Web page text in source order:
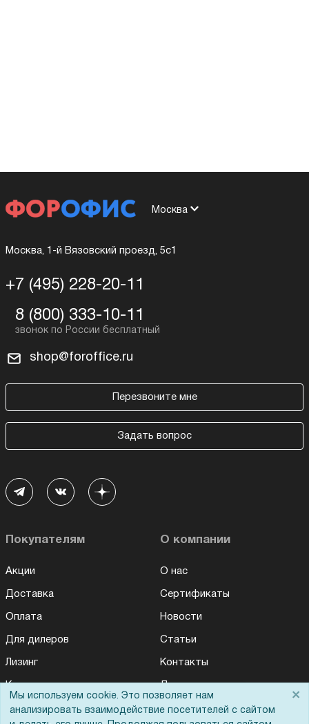
Москва
Москва, 1-й Вязовский проезд, 5с1
+7 (495) 228-20-11
8 (800) 333-10-11
shop@foroffice.ru
Перезвоните мне
Задать вопрос
Покупателям
Акции
Доставка
Оплата
Для дилеров
Лизинг
Кредитование
Госучреждениям
О компании
О нас
Сертификаты
Новости
Статьи
Контакты
Демопоказ
Мы используем cookie. Это позволяет нам
анализировать взаимодействие посетителей с сайтом
×
Для Вас доступно эксклюзивное приложение при
заказе этого товара